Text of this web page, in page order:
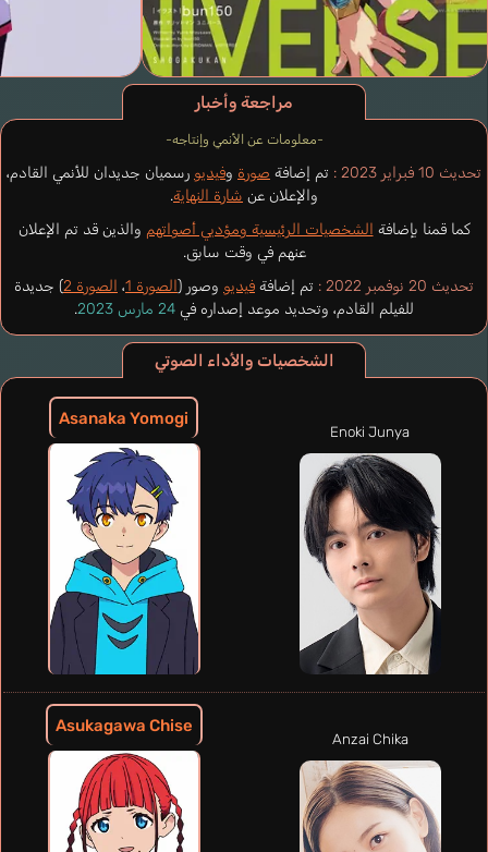
مراجعة وأخبار
-معلومات عن الأنمي وإنتاجه-
تحديث 10 فبراير 2023 : تم إضافة صورة وفيديو رسميان جديدان للأنمي القادم،
والإعلان عن شارة النهاية.
كما قمنا بإضافة الشخصيات الرئيسية ومؤديي أصواتهم والذين قد تم الإعلان
عنهم في وقت سابق.
تحديث 20 نوفمبر 2022 :
تم إضافة فيديو وصور (الصورة 1 ، الصورة 2
) جديدة
للفيلم القادم، وتحديد موعد إصداره في 24 مارس 2023 .
الشخصيات والأداء الصوتي
Asanaka Yomogi
Enoki Junya
Asukagawa Chise
Anzai Chika